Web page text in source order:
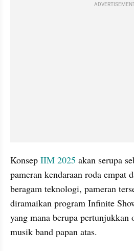
Konsep IIM 2025 akan serupa
pameran kendaraan roda empat
beragam teknologi, pameran
diramaikan program Infinite
yang mana berupa pertunjukkan
musik band papan atas.